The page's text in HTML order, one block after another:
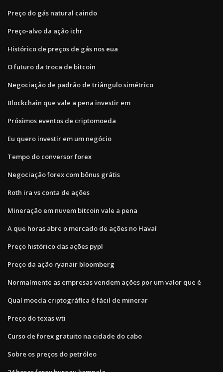
Preço do gás natural caindo
Preço-alvo da ação ichr
Histórico de preços de gás nos eua
O futuro da troca de bitcoin
Negociação de padrão de triângulo simétrico
Blockchain que vale a pena investir em
Próximos eventos de criptomoeda
Eu quero investir em um negócio
Tempo do conversor forex
Negociação forex com bônus grátis
Roth ira vs conta de ações
Mineração em nuvem bitcoin vale a pena
A que horas abre o mercado de ações no Havaí
Preço histórico das ações pypl
Preço da ação ryanair bloomberg
Normalmente as empresas vendem ações por um valor que é
Qual moeda criptográfica é fácil de minerar
Preço do texas wti
Curso de forex gratuito na cidade do cabo
Sobre os preços do petróleo